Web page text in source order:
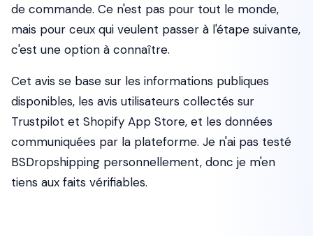
de commande. Ce n'est pas pour tout le monde,
mais pour ceux qui veulent passer à l'étape suivante,
c'est une option à connaître.
Cet avis se base sur les informations publiques
disponibles, les avis utilisateurs collectés sur
Trustpilot et Shopify App Store, et les données
communiquées par la plateforme. Je n'ai pas testé
BSDropshipping personnellement, donc je m'en
tiens aux faits vérifiables.